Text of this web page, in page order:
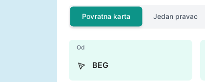
Povratna karta Jedan pravac
Od